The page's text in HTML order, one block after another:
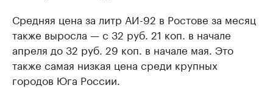
Средняя цена за литр АИ-92 в Ростове за месяц
также выросла — с 32 руб. 21 коп. в начале
апреля до 32 руб. 29 коп. в начале мая. Это
также самая низкая цена среди крупных
городов Юга России.